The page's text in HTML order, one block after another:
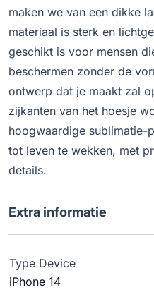
maken we van een dikke
materiaal is sterk en
geschikt is voor mensen
beschermen zonder de
ontwerp dat je maakt zal
zijkanten van het hoesje
hoogwaardige sublimatie-
tot leven te wekken, met
details.
Extra informatie
Type Device
iPhone 14